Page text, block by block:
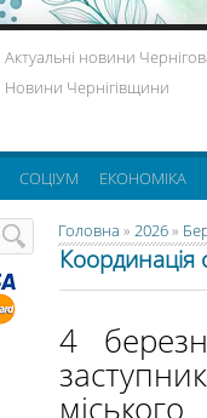
Актуальні новини
Новини Чернігівщини
СОЦІУМ ЕКОНОМІКА
Головна » 2026»
Координація
4